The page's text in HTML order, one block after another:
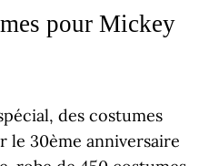
pour Mickey
des costumes
le 30ème anniversaire